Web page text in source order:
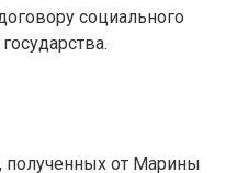
социального
полученных от Марины